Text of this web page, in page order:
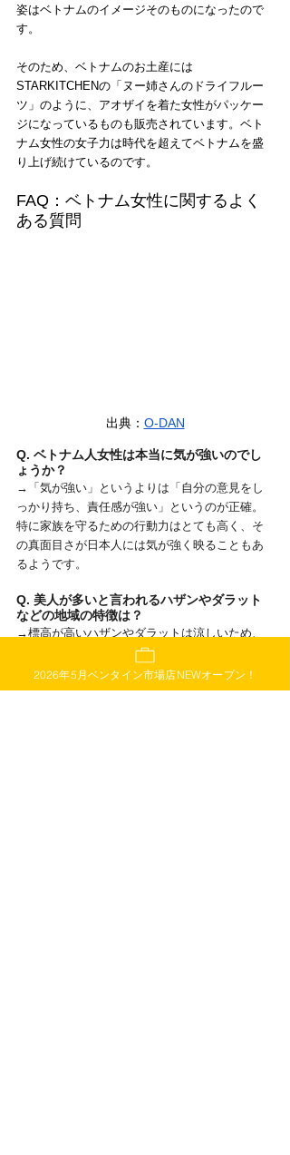
姿はベトナムのイメージそのものになったので
す。
そのため、ベトナムのお土産には
STARKITCHENの「ヌー姉さんのドライフルー
ツ」のように、アオザイを着た女性がパッケー
ジになっているものも販売されています。ベト
ナム女性の女子力は時代を超えてベトナムを盛
り上げ続けているのです。
FAQ：ベトナム女性に関するよく
ある質問
出典： O-DAN
Q. ベトナム人女性は本当に気が強いのでし
ょうか？
→「気が強い」というよりは「自分の意見をし
っかり持ち、責任感が強い」というのが正確。
特に家族を守るための行動力はとても高く、そ
の真面目さが日本人には気が強く映ることもあ
るようです。
Q. 美人が多いと言われるハザンやダラット
などの地域の特徴は？
→標高が高いハザンやダラットは涼しいため、
色白の美人が多いことで有名です。現地のベト
ナム人からも「ダラットの女の子は肌が綺麗で
可愛い」と評判です。
2026年5月ベンタイン市場店NEWオープン！